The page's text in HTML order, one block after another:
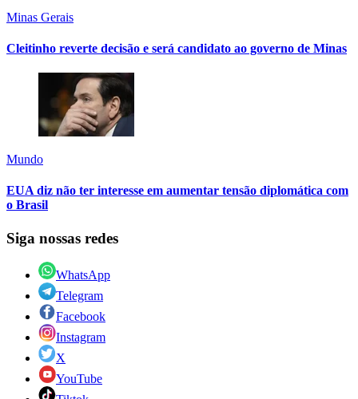
Minas Gerais
Cleitinho reverte decisão e será candidato ao governo de Minas
Mundo
EUA diz não ter interesse em aumentar tensão diplomática com
o Brasil
Siga nossas redes
WhatsApp
Telegram
Facebook
Instagram
X
YouTube